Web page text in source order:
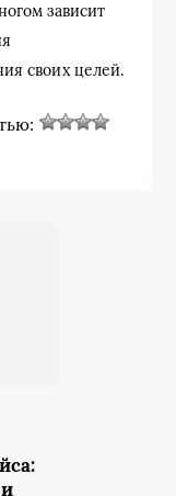
зависит
своих целей.